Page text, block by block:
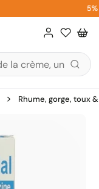
5%
Rhume, gorge, toux